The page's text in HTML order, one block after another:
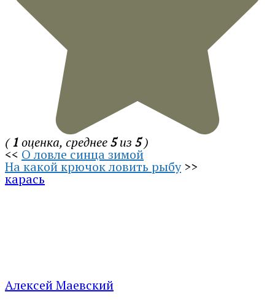
(1оценка, среднее5из 5)
<< О ловле синца зимой
На какой крючок ловить рыбу>>
карась
Алексей Маевский